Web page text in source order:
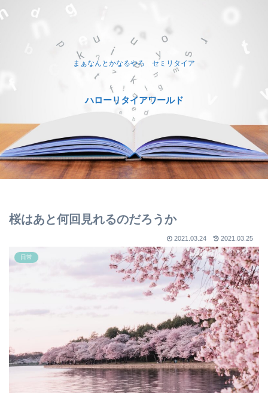
まぁなんとかなるやろ セミリタイア
ハローリタイアワールド
桜はあと何回見れるのだろうか
2021.03.24 2021.03.25
日常